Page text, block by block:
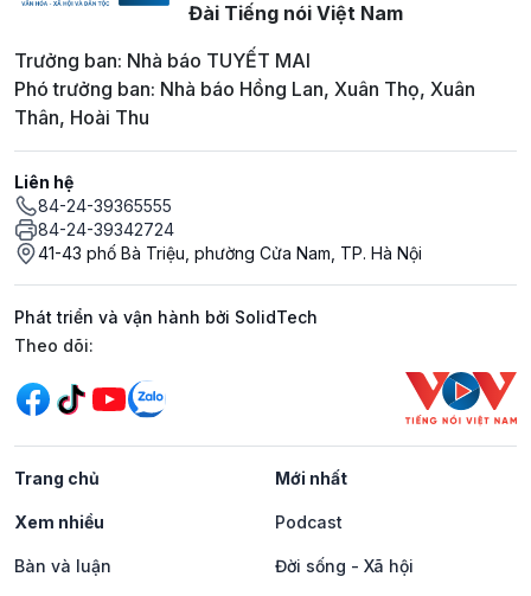
Đài Tiếng nói Việt Nam
Trưởng ban: Nhà báo TUYẾT MAI
Phó trưởng ban: Nhà báo Hồng Lan, Xuân Thọ, Xuân
Thân, Hoài Thu
Liên hệ
84-24-39365555
84-24-39342724
41-43 phố Bà Triệu, phường Cửa Nam, TP. Hà Nội
Phát triển và vận hành bởi SolidTech
Mạng xã hội
Theo dõi:
Trang chủ Mới nhất
Xem nhiều Podcast
Bàn và luận Đời sống - Xã hội